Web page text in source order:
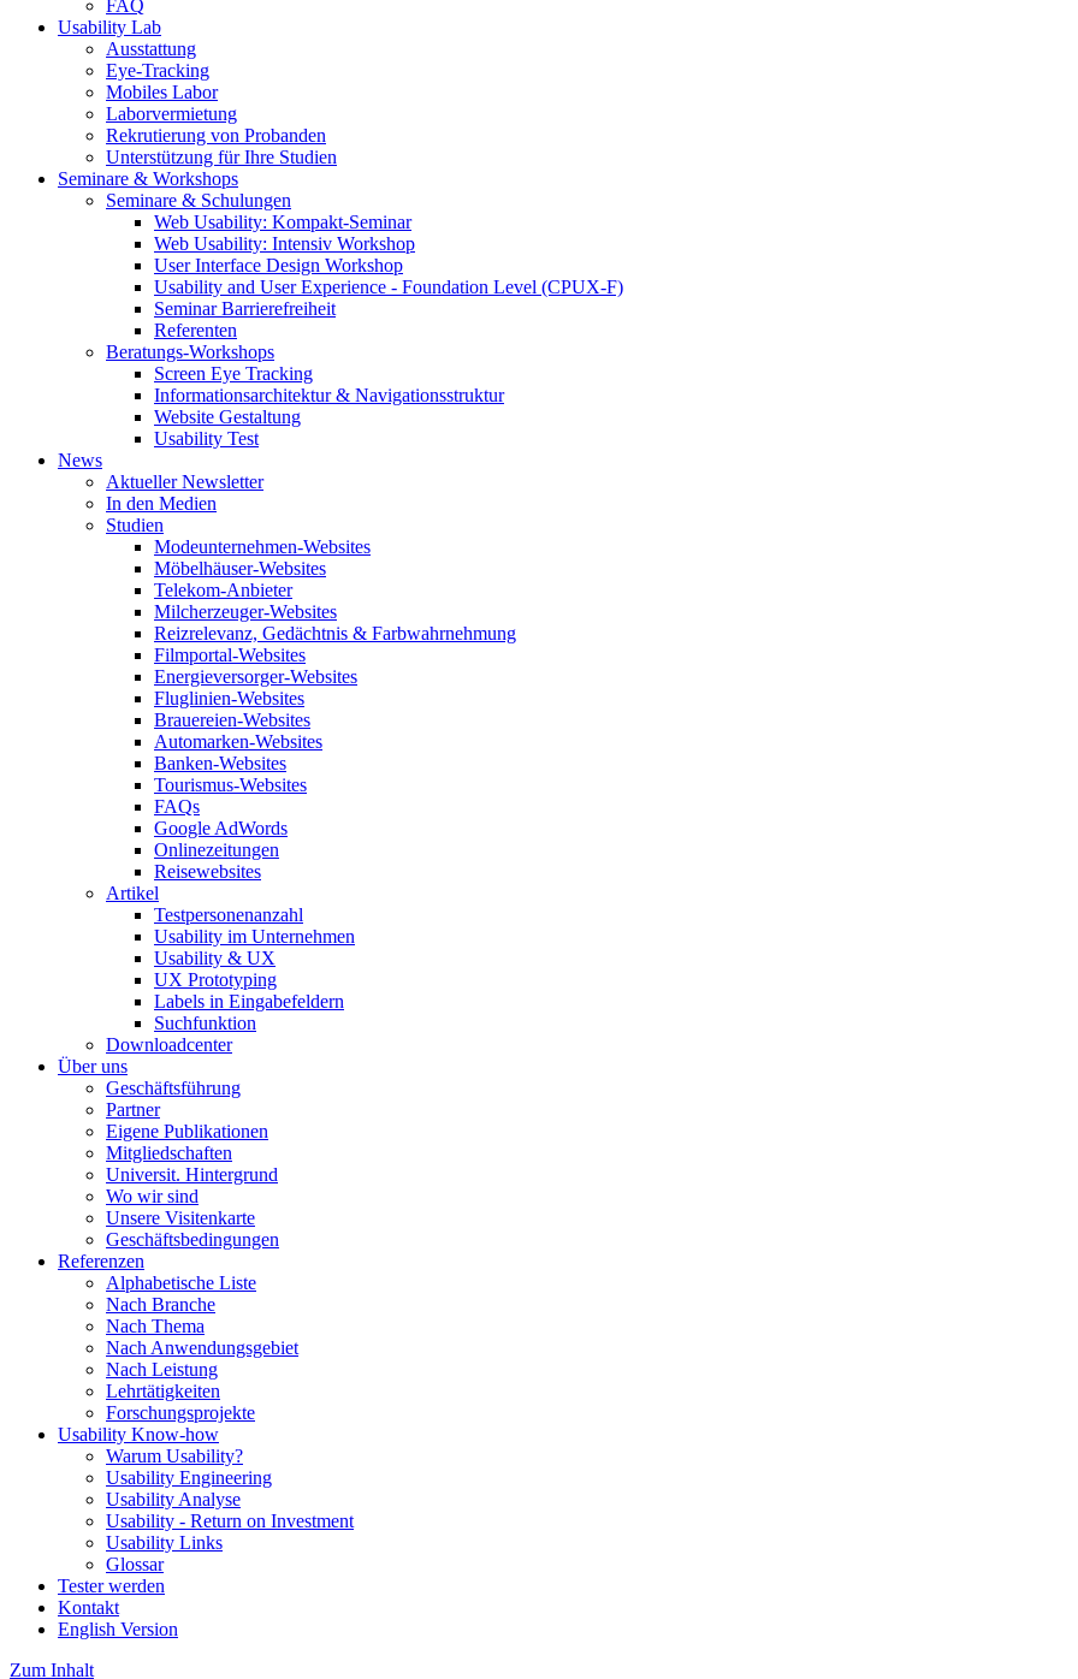
FAQ
Usability Lab
Ausstattung
Eye-Tracking
Mobiles Labor
Laborvermietung
Rekrutierung von Probanden
Unterstützung für Ihre Studien
Seminare & Workshops
Seminare & Schulungen
Web Usability: Kompakt-Seminar
Web Usability: Intensiv Workshop
User Interface Design Workshop
Usability and User Experience - Foundation Level (CPUX-F)
Seminar Barrierefreiheit
Referenten
Beratungs-Workshops
Screen Eye Tracking
Informationsarchitektur & Navigationsstruktur
Website Gestaltung
Usability Test
News
Aktueller Newsletter
In den Medien
Studien
Modeunternehmen-Websites
Möbelhäuser-Websites
Telekom-Anbieter
Milcherzeuger-Websites
Reizrelevanz, Gedächtnis & Farbwahrnehmung
Filmportal-Websites
Energieversorger-Websites
Fluglinien-Websites
Brauereien-Websites
Automarken-Websites
Banken-Websites
Tourismus-Websites
FAQs
Google AdWords
Onlinezeitungen
Reisewebsites
Artikel
Testpersonenanzahl
Usability im Unternehmen
Usability & UX
UX Prototyping
Labels in Eingabefeldern
Suchfunktion
Downloadcenter
Über uns
Geschäftsführung
Partner
Eigene Publikationen
Mitgliedschaften
Universit. Hintergrund
Wo wir sind
Unsere Visitenkarte
Geschäftsbedingungen
Referenzen
Alphabetische Liste
Nach Branche
Nach Thema
Nach Anwendungsgebiet
Nach Leistung
Lehrtätigkeiten
Forschungsprojekte
Usability Know-how
Warum Usability?
Usability Engineering
Usability Analyse
Usability - Return on Investment
Usability Links
Glossar
Tester werden
Kontakt
English Version
Zum Inhalt